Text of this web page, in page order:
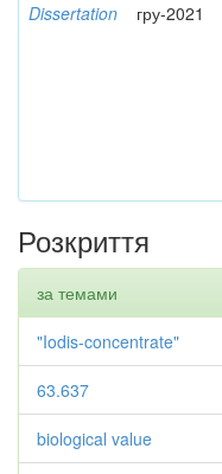
Dissertation гру-2021
Розкриття
за темами
"Iodis-concentrate"
63.637
biological value